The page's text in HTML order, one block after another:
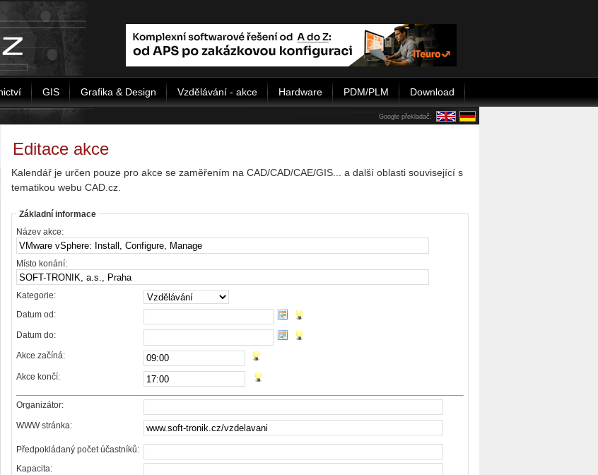
GIS Grafika & Design Vzdělávání - akce Hardware PDM/PLM Download
Google překladač:
Editace akce
Kalendář je určen pouze pro akce se zaměřením na CAD/CAD/CAE/GIS... a další oblasti související s
tematikou webu CAD.cz.
Základní informace
Název akce:
Místo konání:
Kategorie:
Datum od:
Datum do:
Akce začíná:
Akce končí:
Organizátor:
WWW stránka:
Předpokládaný počet účastníků:
Kapacita: